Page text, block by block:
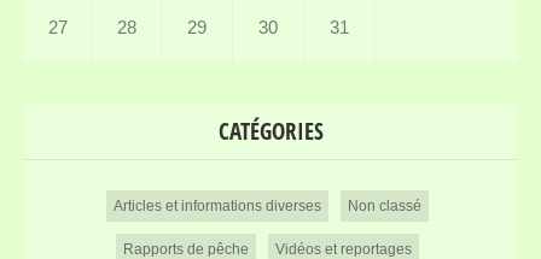
27 28 29 30 31
CATÉGORIES
Articles et informations diverses Non classé
Rapports de pêche Vidéos et reportages